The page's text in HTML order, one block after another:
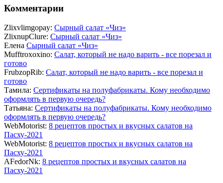
Комментарии
Zlixvlimgopay: Сырный салат «Чиз»
ZlixnupClure: Сырный салат «Чиз»
Елена Сырный салат «Чиз»
Mufftroxoxino: Салат, который не надо варить - все порезал и
готово
FrubzopRib: Салат, который не надо варить - все порезал и
готово
Тамила: Сертификаты на полуфабрикаты. Кому необходимо
оформлять в первую очередь?
Татьяна: Сертификаты на полуфабрикаты. Кому необходимо
оформлять в первую очередь?
WebMotorist: 8 рецептов простых и вкусных салатов на
Пасху-2021
WebMotorist: 8 рецептов простых и вкусных салатов на
Пасху-2021
AFedorNk: 8 рецептов простых и вкусных салатов на
Пасху-2021